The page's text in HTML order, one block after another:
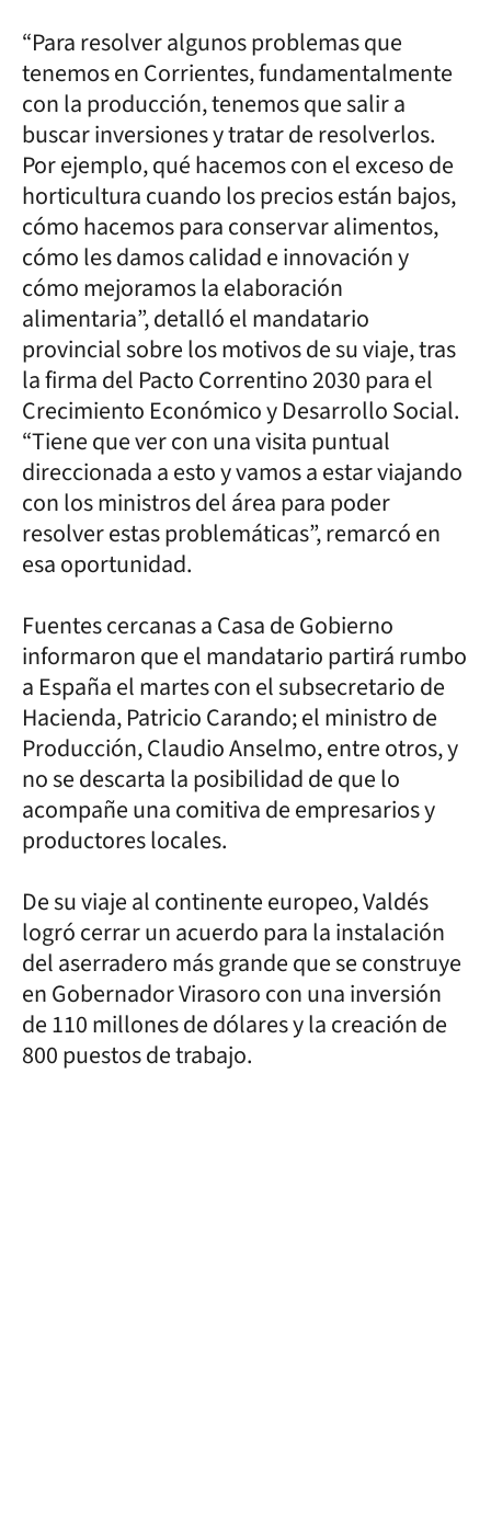
“Para resolver algunos problemas que
tenemos en Corrientes, fundamentalmente
con la producción, tenemos que salir a
buscar inversiones y tratar de resolverlos.
Por ejemplo, qué hacemos con el exceso de
horticultura cuando los precios están bajos,
cómo hacemos para conservar alimentos,
cómo les damos calidad e innovación y
cómo mejoramos la elaboración
alimentaria”, detalló el mandatario
provincial sobre los motivos de su viaje, tras
la firma del Pacto Correntino 2030 para el
Crecimiento Económico y Desarrollo Social.
“Tiene que ver con una visita puntual
direccionada a esto y vamos a estar viajando
con los ministros del área para poder
resolver estas problemáticas”, remarcó en
esa oportunidad.
Fuentes cercanas a Casa de Gobierno
informaron que el mandatario partirá rumbo
a España el martes con el subsecretario de
Hacienda, Patricio Carando; el ministro de
Producción, Claudio Anselmo, entre otros, y
no se descarta la posibilidad de que lo
acompañe una comitiva de empresarios y
productores locales.
De su viaje al continente europeo, Valdés
logró cerrar un acuerdo para la instalación
del aserradero más grande que se construye
en Gobernador Virasoro con una inversión
de 110 millones de dólares y la creación de
800 puestos de trabajo.